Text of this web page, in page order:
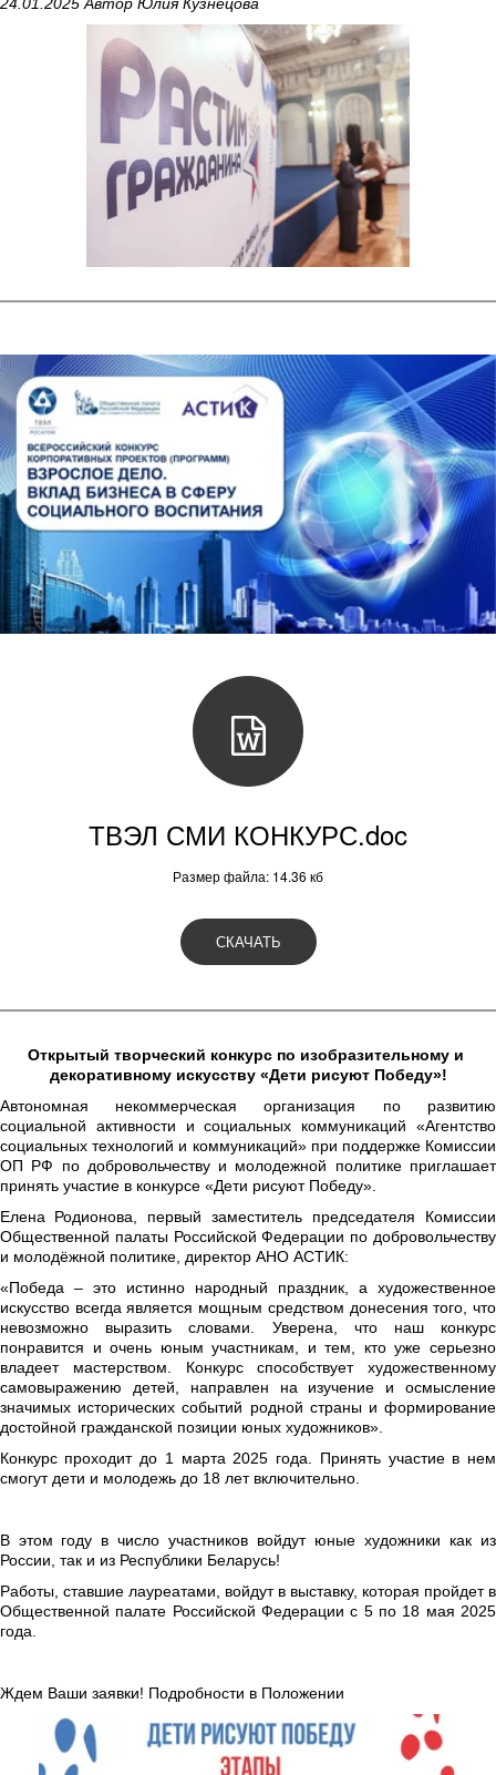
ТВЭЛ СМИ КОНКУРС.doc
Размер файла: 14.36 кб
СКАЧАТЬ
Открытый творческий конкурс по изобразительному и
декоративному искусству «Дети рисуют Победу»!
Автономная некоммерческая организация по развитию
социальной активности и социальных коммуникаций «Агентство
социальных технологий и коммуникаций» при поддержке Комиссии
ОП РФ по добровольчеству и молодежной политике приглашает
принять участие в конкурсе «Дети рисуют Победу».
Елена Родионова, первый заместитель председателя Комиссии
Общественной палаты Российской Федерации по добровольчеству
и молодёжной политике, директор АНО АСТИК:
«Победа – это истинно народный праздник, а художественное
искусство всегда является мощным средством донесения того, что
невозможно выразить словами. Уверена, что наш конкурс
понравится и очень юным участникам, и тем, кто уже серьезно
владеет мастерством. Конкурс способствует художественному
самовыражению детей, направлен на изучение и осмысление
значимых исторических событий родной страны и формирование
достойной гражданской позиции юных художников».
Конкурс проходит до 1 марта 2025 года. Принять участие в нем
смогут дети и молодежь до 18 лет включительно.
В этом году в число участников войдут юные художники как из
России, так и из Республики Беларусь!
Работы, ставшие лауреатами, войдут в выставку, которая пройдет в
Общественной палате Российской Федерации с 5 по 18 мая 2025
года.
Ждем Ваши заявки! Подробности в Положении